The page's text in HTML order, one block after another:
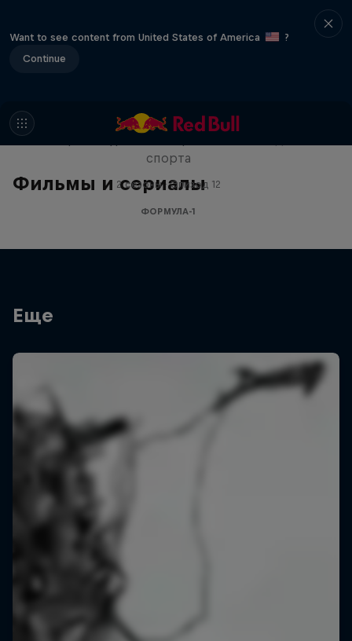
Want to see content from United States of America
?
Continue
Фильмы и сериалы
ABC of…
спорта
2 сезоны · Эпизод 12
ФОРМУЛА-1
Еще